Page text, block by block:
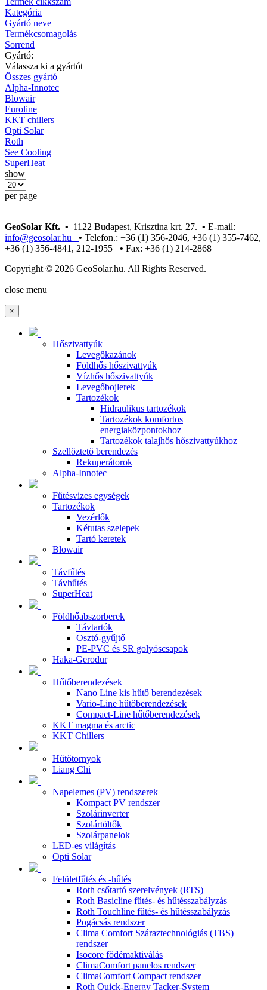
Kategória
Gyártó neve
Termékcsomagolás
Sorrend
Gyártó:
Válassza ki a gyártót
Összes gyártó
Alpha-Innotec
Blowair
Euroline
KKT chillers
Opti Solar
Roth
See Cooling
SuperHeat
show
per page
GeoSolar Kft. • 1122 Budapest, Krisztina krt. 27. • E-mail:
info@geosolar.hu • Telefon.: +36 (1) 356-2046, +36 (1) 355-7462,
+36 (1) 356-4841, 212-1955 • Fax: +36 (1) 214-2868
Copyright © 2026 GeoSolar.hu. All Rights Reserved.
close menu
×
Hőszivattyúk
Levegőkazánok
Földhős hőszivattyúk
Vízhős hőszivattyúk
Levegőbojlerek
Tartozékok
Hidraulikus tartozékok
Tartozékok komfortos
energiaközpontokhoz
Tartozékok talajhős hőszivattyúkhoz
Szellőztető berendezés
Rekuperátorok
Alpha-Innotec
Fűtésvizes egységek
Tartozékok
Vezérlők
Kétutas szelepek
Tartó keretek
Blowair
Távfűtés
Távhűtés
SuperHeat
Földhőabszorberek
Távtartók
Osztó-gyűjtő
PE-PVC és SR golyóscsapok
Haka-Gerodur
Hűtőberendezések
Nano Line kis hűtő berendezések
Vario-Line hűtőberendezések
Compact-Line hűtőberendezések
KKT magma és arctic
KKT Chillers
Hűtőtornyok
Liang Chi
Napelemes (PV) rendszerek
Kompact PV rendszer
Szolárinverter
Szolártöltők
Szolárpanelok
LED-es világítás
Opti Solar
Felületfűtés és -hűtés
Roth csőtartó szerelvények (RTS)
Roth Basicline fűtés- és hűtésszabályzás
Roth Touchline fűtés- és hűtésszabályzás
Pogácsás rendszer
Clima Comfort Száraztechnológiás (TBS)
rendszer
Isocore födémaktiválás
ClimaComfort panelos rendszer
ClimaComfort Compact rendszer
Roth Quick-Energy Tacker-System